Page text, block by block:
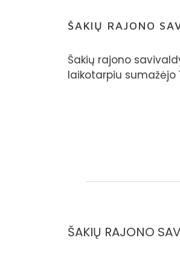
ŠAKIŲ RAJONO
Šakių rajono
laikotarpiu sumažėjo
ŠAKIŲ RAJONO